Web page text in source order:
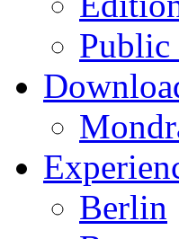
Public
Berlin